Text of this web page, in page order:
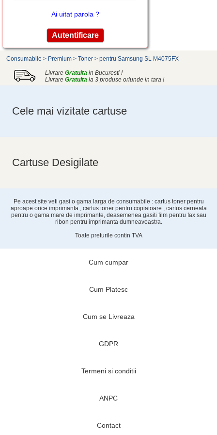
Ai uitat parola ?
Consumabile > Premium > Toner > pentru Samsung SL M4075FX
Livrare Gratuita in Bucuresti !
Livrare Gratuita la 3 produse oriunde in tara !
Cele mai vizitate cartuse
Cartuse Desigilate
Pe acest site veti gasi o gama larga de consumabile : cartus toner pentru
aproape orice imprimanta , cartus toner pentru copiatoare , cartus cerneala
pentru o gama mare de imprimante, deasemenea gasiti film pentru fax sau
ribon pentru imprimanta dumneavoastra.
Toate preturile contin TVA
Cum cumpar
Cum Platesc
Cum se Livreaza
GDPR
Termeni si conditii
ANPC
Contact